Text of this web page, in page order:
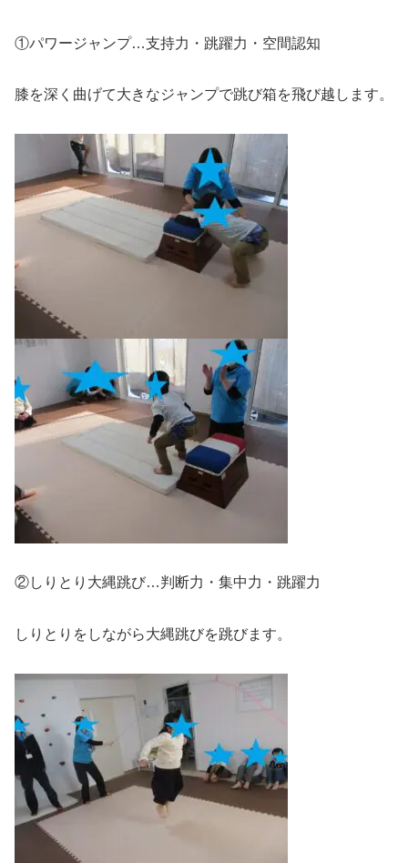
①パワージャンプ…支持力・跳躍力・空間認知
膝を深く曲げて大きなジャンプで跳び箱を飛び越します。
②しりとり大縄跳び…判断力・集中力・跳躍力
しりとりをしながら大縄跳びを跳びます。